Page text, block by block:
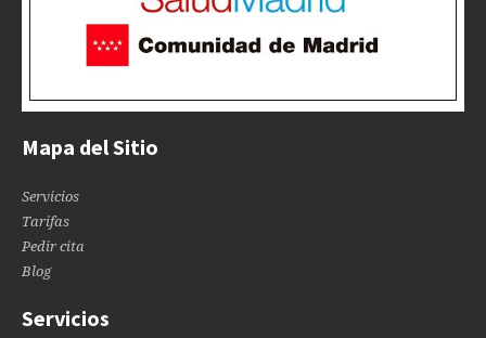
Mapa del Sitio
Servicios
Tarifas
Pedir cita
Blog
Servicios